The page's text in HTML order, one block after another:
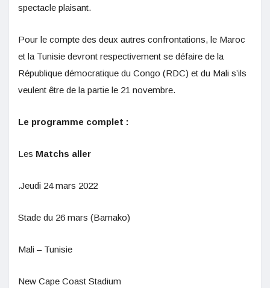
spectacle plaisant.
Pour le compte des deux autres confrontations, le Maroc
et la Tunisie devront respectivement se défaire de la
République démocratique du Congo (RDC) et du Mali s’ils
veulent être de la partie le 21 novembre.
Le programme complet :
Les Matchs aller
.Jeudi 24 mars 2022
Stade du 26 mars (Bamako)
Mali – Tunisie
New Cape Coast Stadium